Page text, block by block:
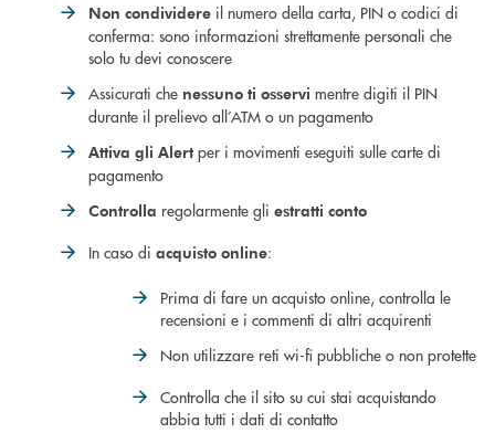
Non condividere il numero della carta, PIN o codici di
conferma: sono informazioni strettamente personali che
solo tu devi conoscere
Assicurati che nessuno ti osservi mentre digiti il PIN
durante il prelievo all’ATM o un pagamento
Attiva gli Alert per i movimenti eseguiti sulle carte di
pagamento
Controlla regolarmente gli estratti conto
In caso di acquisto online:
Prima di fare un acquisto online, controlla le
recensioni e i commenti di altri acquirenti
Non utilizzare reti wi-fi pubbliche o non protette
Controlla che il sito su cui stai acquistando
abbia tutti i dati di contatto